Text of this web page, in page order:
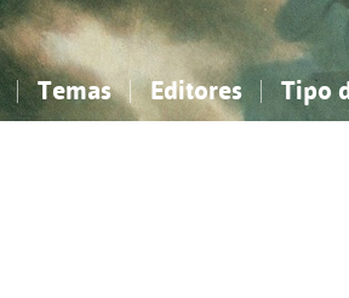
Temas Editores Tipo